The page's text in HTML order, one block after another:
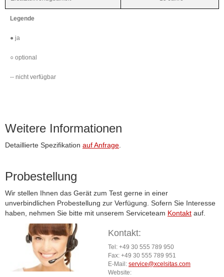
Legende
● ja
○ optional
-- nicht verfügbar
Weitere Informationen
Detaillierte Spezifikation auf Anfrage.
Probestellung
Wir stellen Ihnen das Gerät zum Test gerne in einer
unverbindlichen Probestellung zur Verfügung. Sofern Sie Interesse
haben, nehmen Sie bitte mit unserem Serviceteam Kontakt auf.
Kontakt:
Tel: +49 30 555 789 950
Fax: +49 30 555 789 951
E-Mail: service@xcelsitas.com
Website: